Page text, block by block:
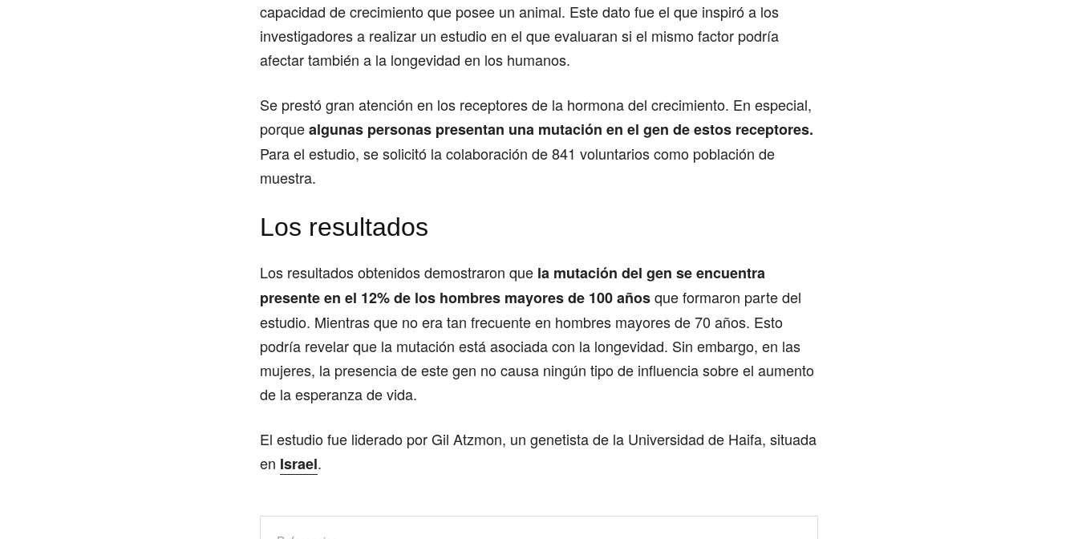
capacidad de crecimiento que posee un animal. Este dato fue el que inspiró a los
investigadores a realizar un estudio en el que evaluaran si el mismo factor podría
afectar también a la longevidad en los humanos.
Se prestó gran atención en los receptores de la hormona del crecimiento. En especial,
porquealgunas personas presentan una mutación en el gen de estos receptores.
Para el estudio, se solicitó la colaboración de 841 voluntarios como población de
muestra.
Los resultados
Los resultados obtenidos demostraron que la mutación del gen se encuentra
presente en el 12% de los hombres mayores de 100 añosque formaron parte del
estudio. Mientras que no era tan frecuente en hombres mayores de 70 años. Esto
podría revelar que la mutación está asociada con la longevidad. Sin embargo, en las
mujeres, la presencia de este gen no causa ningún tipo de influencia sobre el aumento
de la esperanza de vida.
El estudio fue liderado por Gil Atzmon, un genetista de la Universidad de Haifa, situada
en Israel.